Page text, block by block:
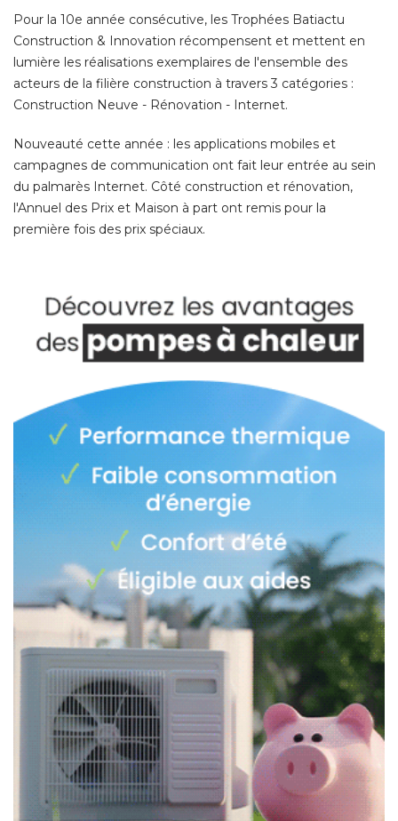
Pour la 10e année consécutive, les Trophées Batiactu
Construction & Innovation récompensent et mettent en
lumière les réalisations exemplaires de l'ensemble des
acteurs de la filière construction à travers 3 catégories :
Construction Neuve - Rénovation - Internet.
Nouveauté cette année : les applications mobiles et
campagnes de communication ont fait leur entrée au sein
du palmarès Internet. Côté construction et rénovation,
l'Annuel des Prix et Maison à part ont remis pour la
première fois des prix spéciaux.